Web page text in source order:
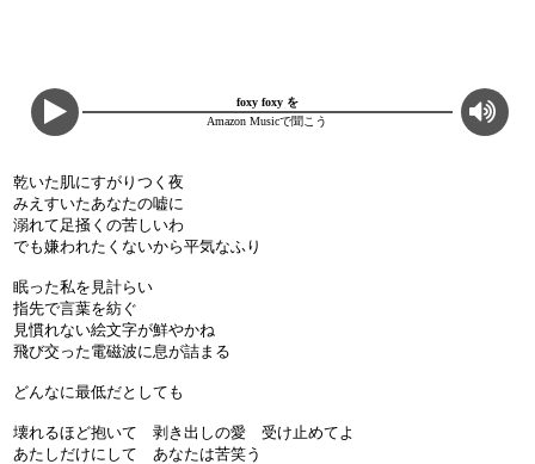
foxy foxy を
Amazon Musicで聞こう
乾いた肌にすがりつく夜
みえすいたあなたの嘘に
溺れて足掻くの苦しいわ
でも嫌われたくないから平気なふり
眠った私を見計らい
指先で言葉を紡ぐ
見慣れない絵文字が鮮やかね
飛び交った電磁波に息が詰まる
どんなに最低だとしても
壊れるほど抱いて 剥き出しの愛 受け止めてよ
あたしだけにして あなたは苦笑う